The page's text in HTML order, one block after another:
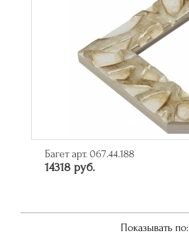
Багет арт. 067.44.188
14318 руб.
Показывать по: